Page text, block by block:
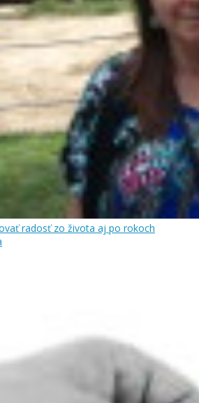
radosť zo života aj po rokoch